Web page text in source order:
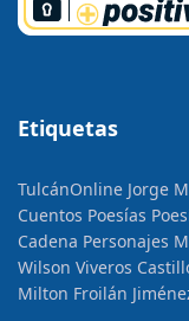
Etiquetas
TulcánOnline Jorge
Cuentos Poesías
Cadena Personajes
Wilson Viveros
Milton Froilán